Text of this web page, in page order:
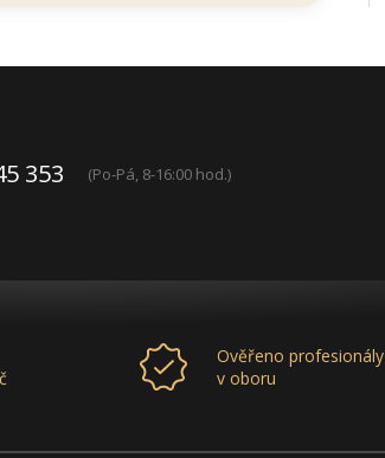
353 (Po-Pá, 8-16:00 hod.)
Ověřeno profesionály
v oboru